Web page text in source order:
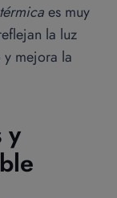
es muy
la luz
mejora la
y